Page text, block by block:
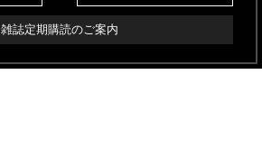
雑誌定期購読のご案内